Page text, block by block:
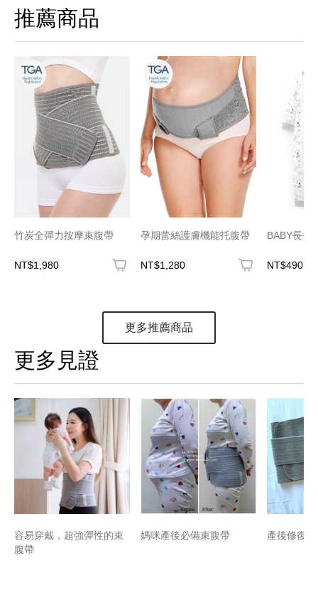
推薦商品
竹炭全彈力按摩束腹帶
NT$1,980
孕期蕾絲護膚機能托腹帶
NT$1,280
BABY長袖
NT$490
更多推薦商品
更多見證
容易穿戴，超強彈性的束
腹帶
媽咪產後必備束腹帶 產後修復